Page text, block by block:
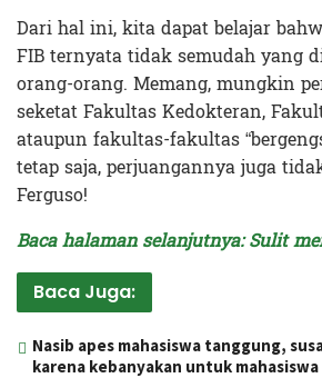
Dari hal ini, kita dapat belajar
FIB ternyata tidak semudah yang
orang-orang. Memang, mungkin
seketat Fakultas Kedokteran,
ataupun fakultas-fakultas
tetap saja, perjuangannya juga
Ferguso!
Baca halaman selanjutnya: Sulit
Baca Juga:
Nasib apes mahasiswa tanggung,
karena kebanyakan untuk